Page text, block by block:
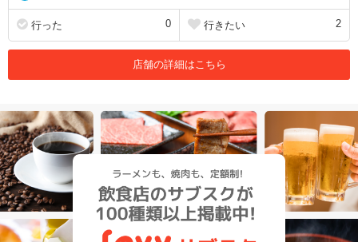
行った 0 行きたい 2
店舗の詳細はこちら